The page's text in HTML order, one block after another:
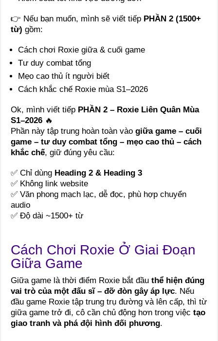
👉 Nếu bạn muốn, mình sẽ viết tiếp PHẦN 2 (1500+
từ) gồm:
Cách chơi Roxie giữa & cuối game
Tư duy combat tổng
Mẹo cao thủ ít người biết
Cách khắc chế Roxie mùa S1–2026
Ok, mình viết tiếp PHẦN 2 – Roxie Liên Quân Mùa
S1–2026 🔥
Phần này tập trung hoàn toàn vàogiữa game – cuối
game – tư duy combat tổng – mẹo cao thủ – cách
khắc chế, giữ đúng yêu cầu:
✅ Chỉ dùng Heading 2 & Heading 3
✅ Không link website
✅ Văn phong mạch lạc, dễ đọc, phù hợp chuyển
audio
✅ Độ dài ~1500+ từ
Cách Chơi Roxie Ở Giai Đoạn
Giữa Game
Giữa game là thời điểm Roxie bắt đầuthể hiện đúng
vai trò của một đấu sĩ – đỡ đòn gây áp lực. Nếu
đầu game Roxie tập trung trụ đường và lên cấp, thì từ
giữa game trở đi, cô cần chủ động hơn trong việctạo
giao tranh và phá đội hình đối phương.